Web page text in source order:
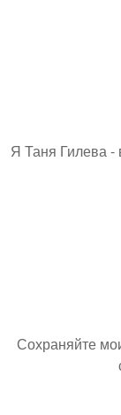
Я Таня Гилева -
Сохраняйте